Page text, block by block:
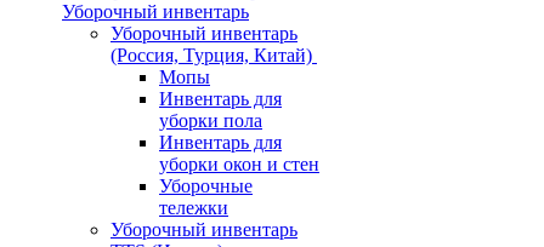
Уборочный инвентарь
Уборочный инвентарь
(Россия, Турция, Китай)
Мопы
Инвентарь для
уборки пола
Инвентарь для
уборки окон и стен
Уборочные
тележки
Уборочный инвентарь